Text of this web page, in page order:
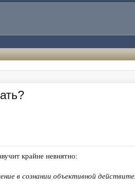
крайне невнятно:
в сознании объективной